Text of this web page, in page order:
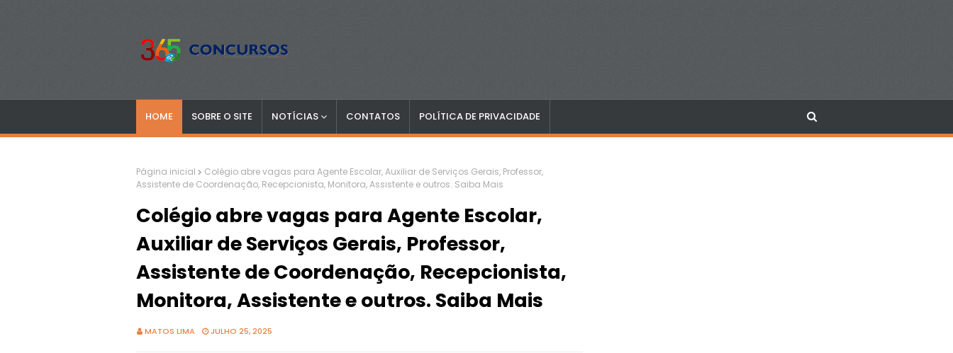
HOME SOBRE O SITE NOTÍCIAS CONTATOS POLÍTICA DE PRIVACIDADE
Página inicial
Colégio abre vagas para Agente Escolar, Auxiliar de Serviços Gerais, Professor,
Assistente de Coordenação, Recepcionista, Monitora, Assistente e outros. Saiba Mais
Colégio abre vagas para Agente Escolar,
Auxiliar de Serviços Gerais, Professor,
Assistente de Coordenação, Recepcionista,
Monitora, Assistente e outros. Saiba Mais
MATOS LIMA JULHO 25, 2025